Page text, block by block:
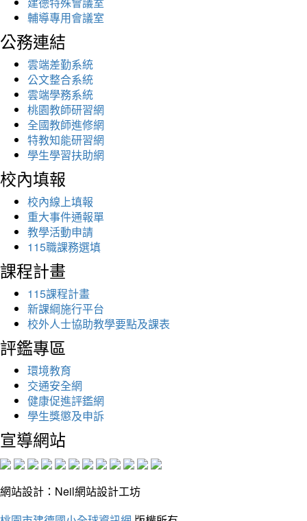
輔導專用會議室
公務連結
雲端差勤系統
公文整合系統
雲端學務系統
桃園教師研習網
全國教師進修網
特教知能研習網
學生學習扶助網
校內填報
校內線上填報
重大事件通報單
教學活動申請
115職課務選填
課程計畫
115課程計畫
新課綱施行平台
校外人士協助教學要點及課表
評鑑專區
環境教育
交通安全網
健康促進評鑑網
學生獎懲及申訴
宣導網站
網站設計：Neil網站設計工坊